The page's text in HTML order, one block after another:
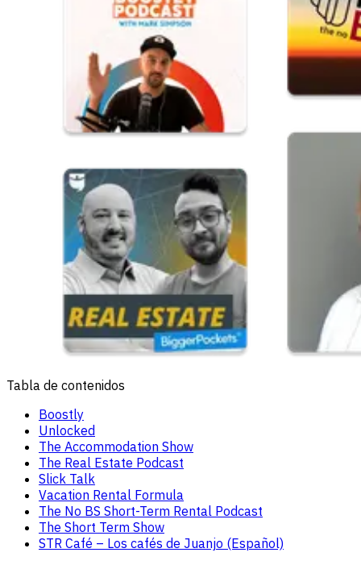
Tabla de contenidos
Boostly
Unlocked
The Accommodation Show
The Real Estate Podcast
Slick Talk
Vacation Rental Formula
The No BS Short-Term Rental Podcast
The Short Term Show
STR Café – Los cafés de Juanjo (Español)